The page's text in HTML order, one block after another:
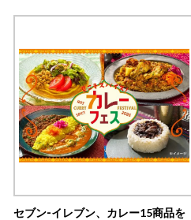
セブン‐イレブン、カレー15商品を